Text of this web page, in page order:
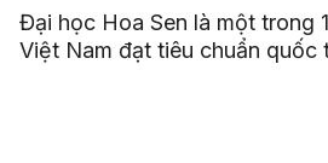
Đại học Hoa Sen là một trong
Việt Nam đạt tiêu chuẩn quốc